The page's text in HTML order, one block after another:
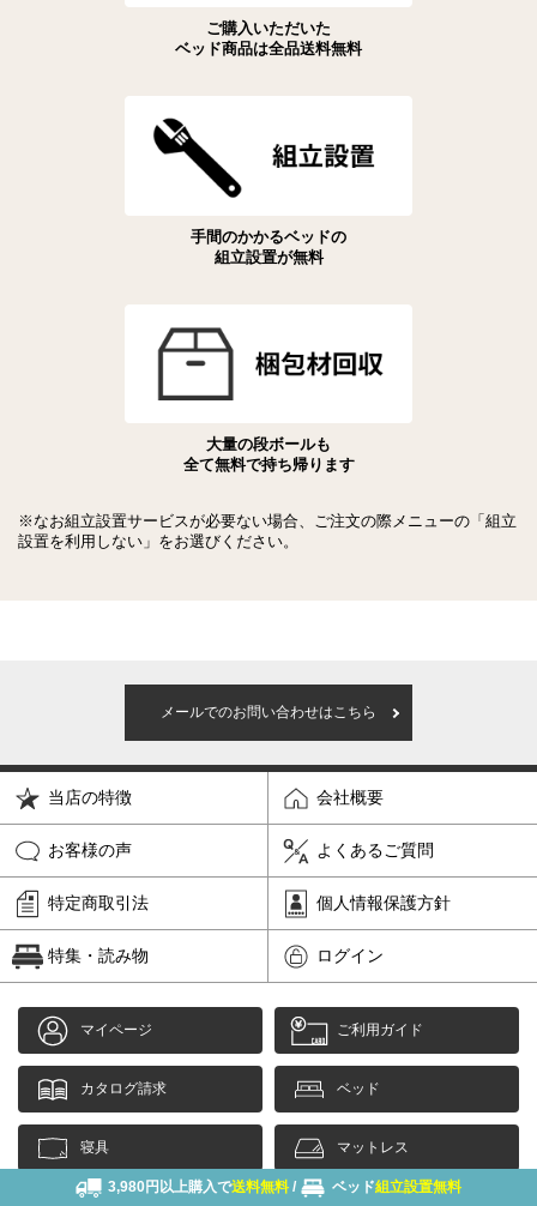
ご購入いただいた
ベッド商品は全品送料無料
手間のかかるベッドの
組立設置が無料
大量の段ボールも
全て無料で持ち帰ります
※なお組立設置サービスが必要ない場合、ご注文の際メニューの「組立
設置を利用しない」をお選びください。
メールでのお問い合わせはこちら
当店の特徴 会社概要
お客様の声 よくあるご質問
特定商取引法 個人情報保護方針
特集・読み物 ログイン
マイページ ご利用ガイド
カタログ請求 ベッド
寝具 マットレス
3,980円以上購入で送料無料 / ベッド組立設置無料